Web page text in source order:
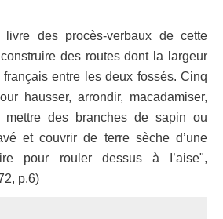
des procès-verbaux de cette
des routes dont la largeur
entre les deux fossés. Cinq
hausser, arrondir, macadamiser,
mettre des branches de sapin ou
et couvrir de terre sèche d’une
pour rouler dessus à I’aise",
p.6)